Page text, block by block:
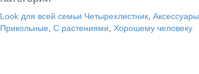
Look для всей семьи Четырехлистник Аксессуары
Прикольные С растениями Хорошему человеку